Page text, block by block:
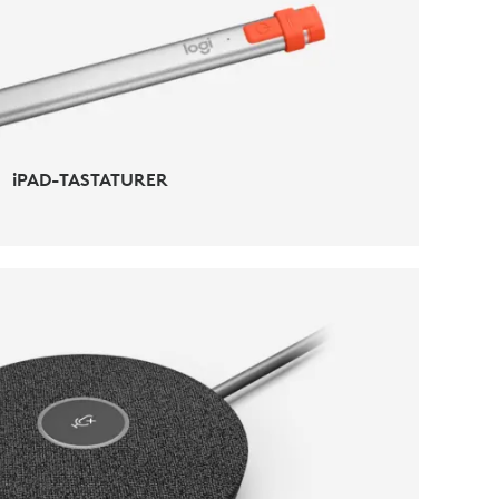
iPAD-TASTATURER
IPAD-TILBEHØR